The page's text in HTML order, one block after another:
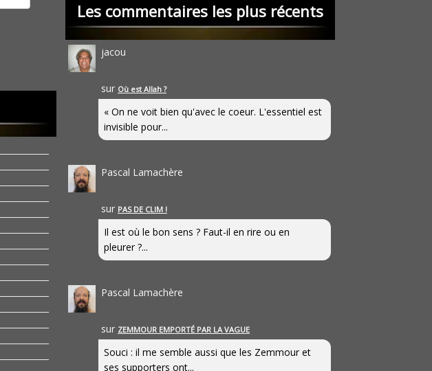
Les commentaires les plus récents
jacou
sur Où est Allah ?
« On ne voit bien qu'avec le coeur. L'essentiel est
invisible pour...
Pascal Lamachère
sur PAS DE CLIM !
Il est où le bon sens ? Faut-il en rire ou en
pleurer ?...
Pascal Lamachère
sur ZEMMOUR EMPORTÉ PAR LA VAGUE
Souci : il me semble aussi que les Zemmour et
ses supporters ont...